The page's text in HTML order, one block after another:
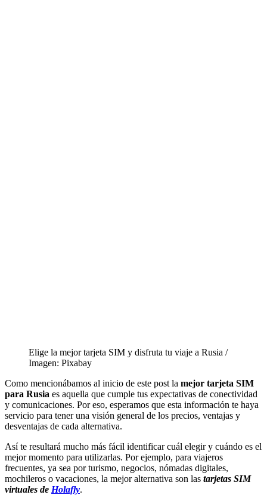
Elige la mejor tarjeta SIM y disfruta tu viaje a Rusia /
Imagen: Pixabay
Como mencionábamos al inicio de este post la mejor tarjeta SIM
para Rusia es aquella que cumple tus expectativas de conectividad
y comunicaciones. Por eso, esperamos que esta información te haya
servicio para tener una visión general de los precios, ventajas y
desventajas de cada alternativa.
Así te resultará mucho más fácil identificar cuál elegir y cuándo es el
mejor momento para utilizarlas. Por ejemplo, para viajeros
frecuentes, ya sea por turismo, negocios, nómadas digitales,
mochileros o vacaciones, la mejor alternativa son las tarjetas SIM
virtuales de Holafly.